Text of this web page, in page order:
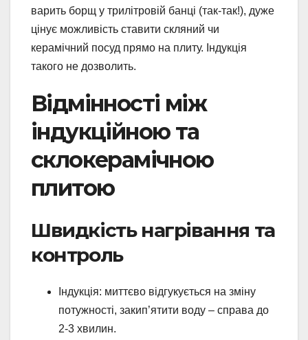
варить борщ у трилітровій банці (так-так!), дуже
цінує можливість ставити скляний чи
керамічний посуд прямо на плиту. Індукція
такого не дозволить.
Відмінності між
індукційною та
склокерамічною
плитою
Швидкість нагрівання та
контроль
Індукція: миттєво відгукується на зміну
потужності, закип’ятити воду – справа до
2-3 хвилин.